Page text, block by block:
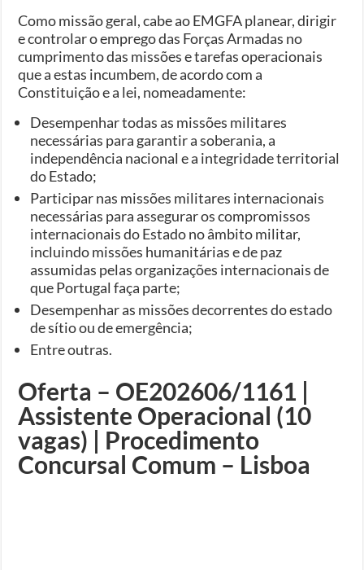
Como missão geral, cabe ao EMGFA planear, dirigir
e controlar o emprego das Forças Armadas no
cumprimento das missões e tarefas operacionais
que a estas incumbem, de acordo com a
Constituição e a lei, nomeadamente:
Desempenhar todas as missões militares
necessárias para garantir a soberania, a
independência nacional e a integridade territorial
do Estado;
Participar nas missões militares internacionais
necessárias para assegurar os compromissos
internacionais do Estado no âmbito militar,
incluindo missões humanitárias e de paz
assumidas pelas organizações internacionais de
que Portugal faça parte;
Desempenhar as missões decorrentes do estado
de sítio ou de emergência;
Entre outras.
Oferta – OE202606/1161 |
Assistente Operacional (10
vagas) | Procedimento
Concursal Comum – Lisboa